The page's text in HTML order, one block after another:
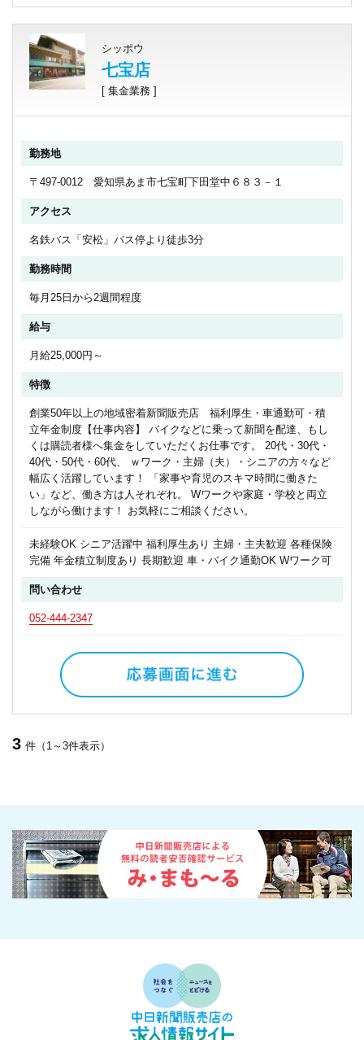
シッポウ
七宝店
[ 集金業務 ]
勤務地
〒497-0012 愛知県あま市七宝町下田堂中６８３－１
アクセス
名鉄バス「安松」バス停より徒歩3分
勤務時間
毎月25日から2週間程度
給与
月給25,000円～
特徴
創業50年以上の地域密着新聞販売店 福利厚生・車通勤可・積
立年金制度【仕事内容】 バイクなどに乗って新聞を配達、もし
くは購読者様へ集金をしていただくお仕事です。 20代・30代・
40代・50代・60代、 ｗワーク・主婦（夫）・シニアの方々など
幅広く活躍しています！ 「家事や育児のスキマ時間に働きた
い」など、働き方は人それぞれ。 Wワークや家庭・学校と両立
しながら働けます！ お気軽にご相談ください。
未経験OK シニア活躍中 福利厚生あり 主婦・主夫歓迎 各種保険
完備 年金積立制度あり 長期歓迎 車・バイク通勤OK Wワーク可
問い合わせ
052-444-2347
3 件（1～3件表示）